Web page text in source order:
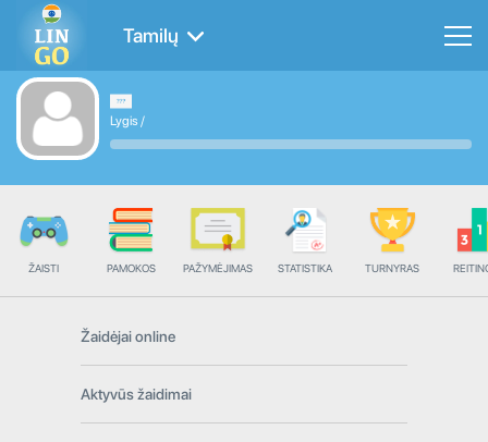
Tamilų
Lygis /
ŽAISTI PAMOKOS PAŽYMĖJIMAS STATISTIKA TURNYRAS
Žaidėjai online
Aktyvūs žaidimai